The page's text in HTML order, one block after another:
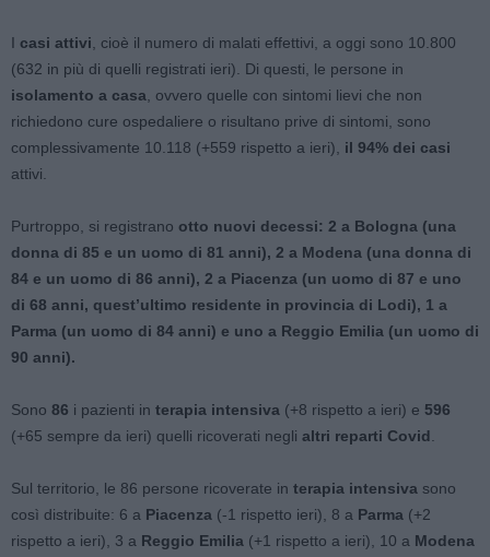
I casi attivi , cioè il numero di malati effettivi, a oggi sono 10.800
(632 in più di quelli registrati ieri). Di questi, le persone in
isolamento a casa , ovvero quelle con sintomi lievi che non
richiedono cure ospedaliere o risultano prive di sintomi, sono
complessivamente 10.118 (+559 rispetto a ieri),
il 94% dei casi
attivi.
Purtroppo, si registrano otto nuovi decessi: 2 a Bologna (una
donna di 85 e un uomo di 81 anni), 2 a Modena (una donna di
84 e un uomo di 86 anni), 2 a Piacenza (un uomo di 87 e uno
di 68 anni, quest’ultimo residente in provincia di Lodi), 1 a
Parma (un uomo di 84 anni) e uno a Reggio Emilia (un uomo di
90 anni).
Sono 86 i pazienti in terapia intensiva (+8 rispetto a ieri) e 596
(+65 sempre da ieri) quelli ricoverati negli altri reparti Covid
Sul territorio, le 86 persone ricoverate in terapia intensiva sono
così distribuite: 6 a Piacenza (-1 rispetto ieri), 8 a Parma (+2
rispetto a ieri), 3 a Reggio Emilia (+1 rispetto a ieri), 10 a Modena